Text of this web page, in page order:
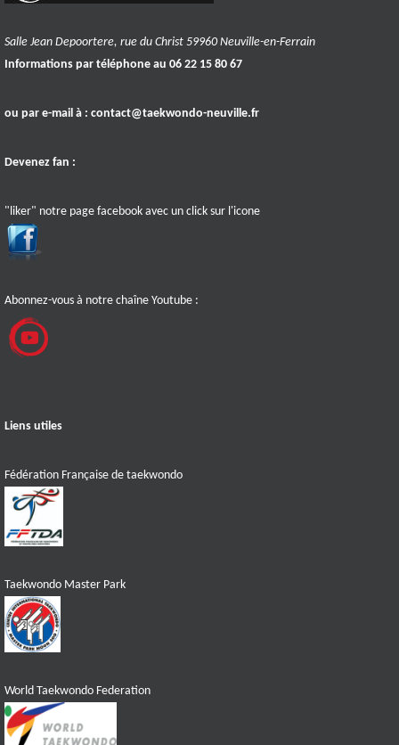
Salle Jean Depoortere, rue du Christ 59960 Neuville-en-Ferrain
Informations par téléphone au 06 22 15 80 67
ou par e-mail à : contact@taekwondo-neuville.fr
Devenez fan :
"liker" notre page facebook avec un click sur l'icone
Abonnez-vous à notre chaîne Youtube :
Liens utiles
Fédération Française de taekwondo
Taekwondo Master Park
World Taekwondo Federation